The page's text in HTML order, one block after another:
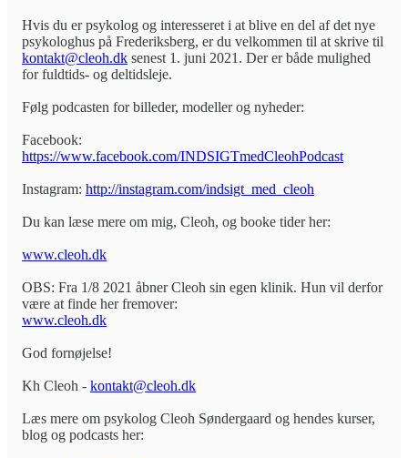
Hvis du er psykolog og interesseret i at blive en del af det nye
psykologhus på Frederiksberg, er du velkommen til at skrive til
kontakt@cleoh.dk senest 1. juni 2021. Der er både mulighed
for fuldtids- og deltidsleje.
Følg podcasten for billeder, modeller og nyheder:
Facebook:
https://www.facebook.com/INDSIGTmedCleohPodcast
Instagram: http://instagram.com/indsigt_med_cleoh
Du kan læse mere om mig, Cleoh, og booke tider her:
www.cleoh.dk
OBS: Fra 1/8 2021 åbner Cleoh sin egen klinik. Hun vil derfor
være at finde her fremover:
www.cleoh.dk
God fornøjelse!
Kh Cleoh - kontakt@cleoh.dk
Læs mere om psykolog Cleoh Søndergaard og hendes kurser,
blog og podcasts her: